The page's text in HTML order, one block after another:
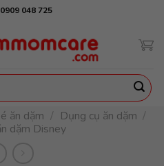
048 725
ăn dặm / Dụng cụ ăn dặm /
dặm Disney